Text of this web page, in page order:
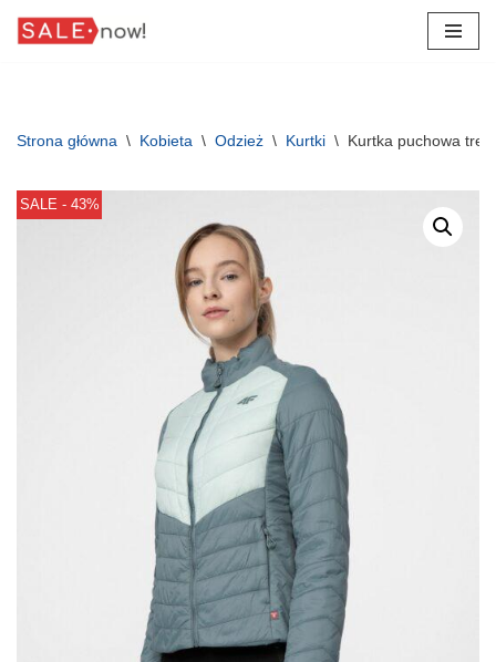
Strona główna \ Kobieta \ Odzież \ Kurtki \ Kurtka puchowa
SALE - 43%